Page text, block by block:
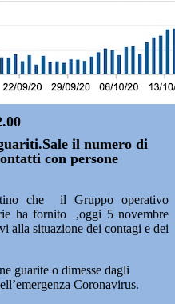
il numero di
con persone
che il Gruppo operativo
ha fornito ,oggi 5 novembre
alla situazione dei contagi e dei
guarite o dimesse dagli
Coronavirus.